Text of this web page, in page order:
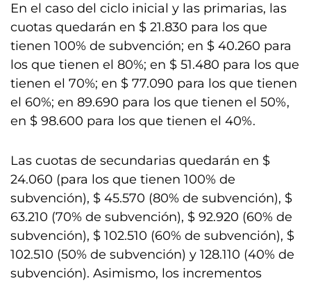
En el caso del ciclo inicial y las primarias, las
cuotas quedarán en $ 21.830 para los que
tienen 100% de subvención; en $ 40.260 para
los que tienen el 80%; en $ 51.480 para los que
tienen el 70%; en $ 77.090 para los que tienen
el 60%; en 89.690 para los que tienen el 50%,
en $ 98.600 para los que tienen el 40%.
Las cuotas de secundarias quedarán en $
24.060 (para los que tienen 100% de
subvención), $ 45.570 (80% de subvención), $
63.210 (70% de subvención), $ 92.920 (60% de
subvención), $ 102.510 (60% de subvención), $
102.510 (50% de subvención) y 128.110 (40% de
subvención). Asimismo, los incrementos